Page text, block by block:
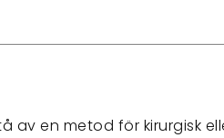
en metod för kirurgisk